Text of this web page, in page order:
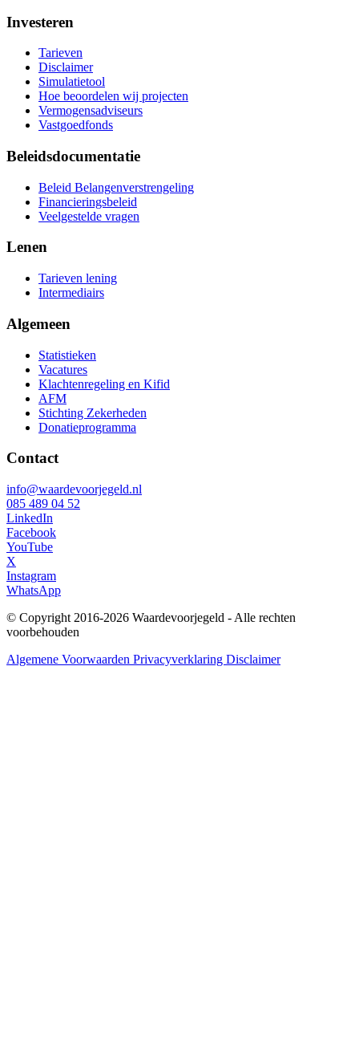
Investeren
Tarieven
Disclaimer
Simulatietool
Hoe beoordelen wij projecten
Vermogensadviseurs
Vastgoedfonds
Beleidsdocumentatie
Beleid Belangenverstrengeling
Financieringsbeleid
Veelgestelde vragen
Lenen
Tarieven lening
Intermediairs
Algemeen
Statistieken
Vacatures
Klachtenregeling en Kifid
AFM
Stichting Zekerheden
Donatieprogramma
Contact
info@waardevoorjegeld.nl
085 489 04 52
LinkedIn
Facebook
YouTube
X
Instagram
WhatsApp
© Copyright 2016-2026 Waardevoorjegeld - Alle rechten
voorbehouden
Algemene Voorwaarden Privacyverklaring Disclaimer